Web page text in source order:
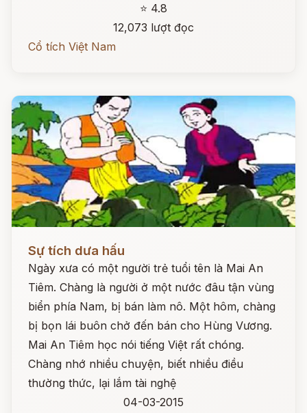
⭐ 4.8
12,073 lượt đọc
Cổ tích Việt Nam
Sự tích dưa hấu
Ngày xưa có một người trẻ tuổi tên là Mai An
Tiêm. Chàng là người ở một nước đâu tận vùng
biển phía Nam, bị bán làm nô. Một hôm, chàng
bị bọn lái buôn chở đến bán cho Hùng Vương.
Mai An Tiêm học nói tiếng Việt rất chóng.
Chàng nhớ nhiều chuyện, biết nhiều điều
thường thức, lại lắm tài nghệ
04-03-2015